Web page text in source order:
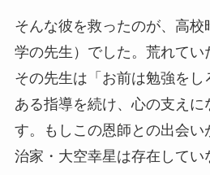
そんな彼を救ったのが、高校
学の先生）でした。荒れてい
その先生は「お前は勉強を
ある指導を続け、心の支え
す。もしこの恩師との出会い
治家・大空幸星は存在してい